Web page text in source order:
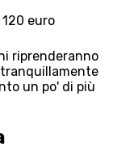
euro
riprenderanno
un po' di più